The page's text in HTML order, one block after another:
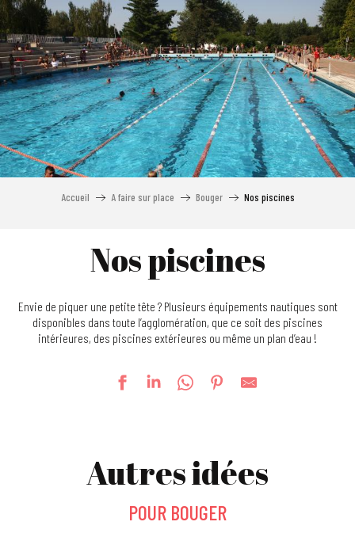
Aller
au
contenu
principal
Accueil A faire sur place Bouger Nos piscines
Nos piscines
Envie de piquer une petite tête ? Plusieurs équipements nautiques sont
disponibles dans toute l’agglomération, que ce soit des piscines
intérieures, des piscines extérieures ou même un plan d’eau !
Centre nautique Aquarhin
Centre nautique Ile NapoléonAutres idées
POUR BOUGER